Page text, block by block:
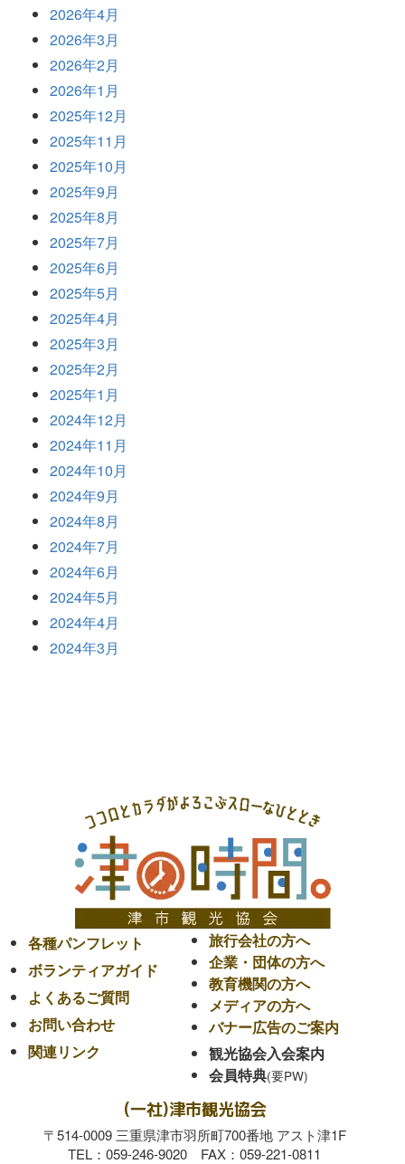
2026年4月
2026年3月
2026年2月
2026年1月
2025年12月
2025年11月
2025年10月
2025年9月
2025年8月
2025年7月
2025年6月
2025年5月
2025年4月
2025年3月
2025年2月
2025年1月
2024年12月
2024年11月
2024年10月
2024年9月
2024年8月
2024年7月
2024年6月
2024年5月
2024年4月
2024年3月
(一社)津市観光協会
〒514-0009 三重県津市羽所町700番地 アスト津1F
TEL：059-246-9020 FAX：059-221-0811
各種パンフレット
ボランティアガイド
よくあるご質問
お問い合わせ
関連リンク
旅行会社の方へ
企業・団体の方へ
教育機関の方へ
メディアの方へ
バナー広告のご案内
観光協会入会案内
会員特典